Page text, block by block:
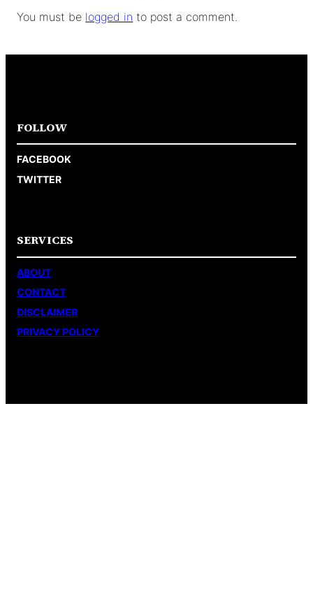
You must be logged in to post a comment.
FOLLOW
FACEBOOK
TWITTER
SERVICES
ABOUT
CONTACT
DISCLAIMER
PRIVACY POLICY